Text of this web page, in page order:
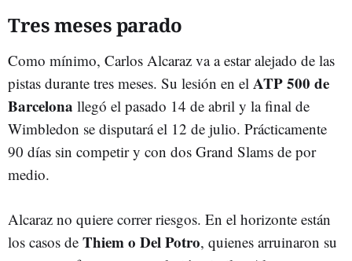
Tres meses parado
Como mínimo, Carlos Alcaraz va a estar alejado de las
pistas durante tres meses. Su lesión en el ATP 500 de
Barcelona llegó el pasado 14 de abril y la final de
Wimbledon se disputará el 12 de julio. Prácticamente
90 días sin competir y con dos Grand Slams de por
medio.
Alcaraz no quiere correr riesgos. En el horizonte están
los casos de Thiem o Del Potro, quienes arruinaron su